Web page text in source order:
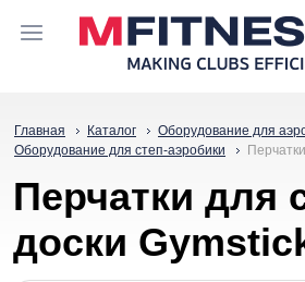
Главная Каталог
Оборудование для
Оборудование для степ-аэробики
Перчатки для
доски